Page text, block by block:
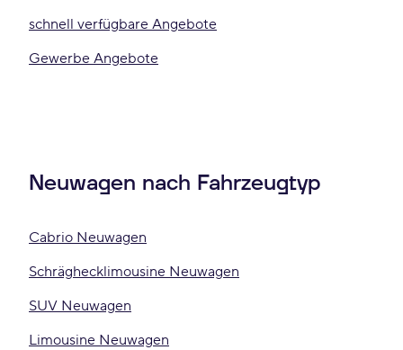
schnell verfügbare Angebote
Gewerbe Angebote
Neuwagen nach Fahrzeugtyp
Cabrio Neuwagen
Schräghecklimousine Neuwagen
SUV Neuwagen
Limousine Neuwagen